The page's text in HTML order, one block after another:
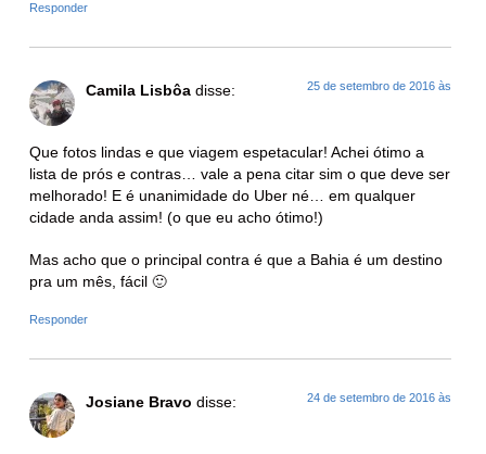
Responder
Camila Lisbôa disse: 25 de setembro de 2016 às
Que fotos lindas e que viagem espetacular! Achei ótimo a
lista de prós e contras… vale a pena citar sim o que deve ser
melhorado! E é unanimidade do Uber né… em qualquer
cidade anda assim! (o que eu acho ótimo!)
Mas acho que o principal contra é que a Bahia é um destino
pra um mês, fácil 🙂
Responder
Josiane Bravo disse: 24 de setembro de 2016 às